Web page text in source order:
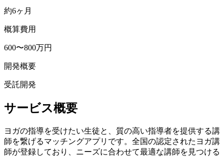
約6ヶ月
概算費用
600〜800万円
開発概要
受託開発
サービス概要
ヨガの指導を受けたい生徒と、質の高い指導者を提供する講
師を繋げるマッチングアプリです。全国の認定されたヨガ講
師が登録しており、ニーズに合わせて最適な講師を見つける